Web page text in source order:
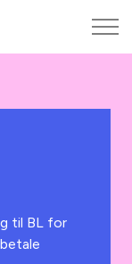
til BL for